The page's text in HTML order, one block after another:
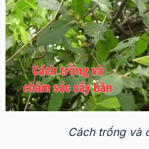
Cách trồng và